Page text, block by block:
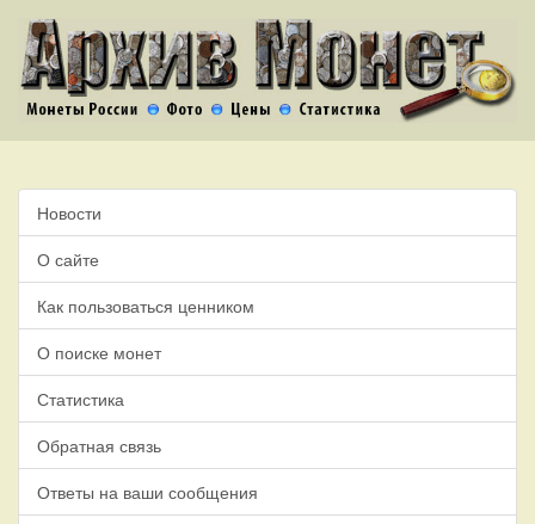
Новости
О сайте
Как пользоваться ценником
О поиске монет
Статистика
Обратная связь
Ответы на ваши сообщения